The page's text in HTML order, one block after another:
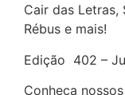
Cair das Letras,
Rébus e mais!
Edição 402 –
Conheça